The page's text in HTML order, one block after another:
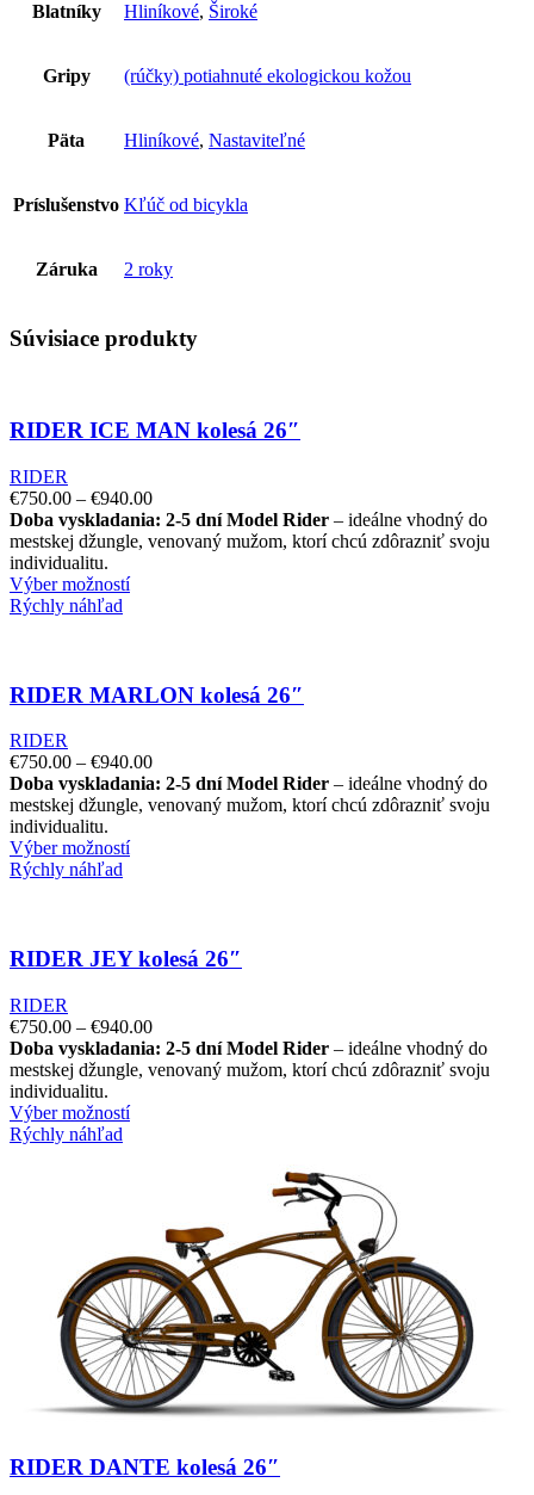
Blatníky Hliníkové, Široké
Gripy (rúčky) potiahnuté ekologickou kožou
Päta Hliníkové, Nastaviteľné
Príslušenstvo Kľúč od bicykla
Záruka 2 roky
Súvisiace produkty
RIDER ICE MAN kolesá 26″
RIDER
€750.00 – €940.00
Doba vyskladania: 2-5 dní Model Rider – ideálne vhodný do
mestskej džungle, venovaný mužom, ktorí chcú zdôrazniť svoju
individualitu.
Výber možností
Rýchly náhľad
RIDER MARLON kolesá 26″
RIDER
€750.00 – €940.00
Doba vyskladania: 2-5 dní Model Rider – ideálne vhodný do
mestskej džungle, venovaný mužom, ktorí chcú zdôrazniť svoju
individualitu.
Výber možností
Rýchly náhľad
RIDER JEY kolesá 26″
RIDER
€750.00 – €940.00
Doba vyskladania: 2-5 dní Model Rider – ideálne vhodný do
mestskej džungle, venovaný mužom, ktorí chcú zdôrazniť svoju
individualitu.
Výber možností
Rýchly náhľad
RIDER DANTE kolesá 26″